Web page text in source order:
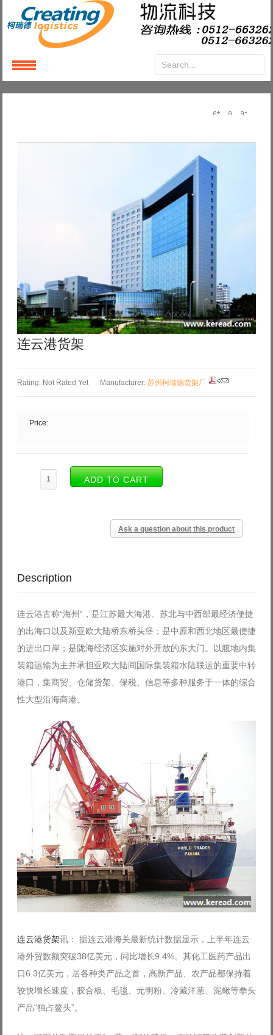
连云港货架
Rating: Not Rated Yet Manufacturer: 苏州柯瑞德货架厂
Price:
Ask a question about this product
Description
连云港古称“海州”，是江苏最大海港、苏北与中西部最经济便捷
的出海口以及新亚欧大陆桥东桥头堡；是中原和西北地区最便捷
的进出口岸；是陇海经济区实施对外开放的东大门。以腹地内集
装箱运输为主并承担亚欧大陆间国际集装箱水陆联运的重要中转
港口，集商贸、仓储货架、保税、信息等多种服务于一体的综合
性大型沿海商港。
连云港货架讯： 据连云港海关最新统计数据显示，上半年连云
港外贸数额突破38亿美元，同比增长9.4%。其化工医药产品出
口6.3亿美元，居各种类产品之首，高新产品、农产品都保持着
较快增长速度，胶合板、毛毯、元明粉、冷藏洋葱、泥鳅等拳头
产品“独占鳌头”。
LoginorRegister
Log in with Facebook
Forgot your password?
Forgot your username?